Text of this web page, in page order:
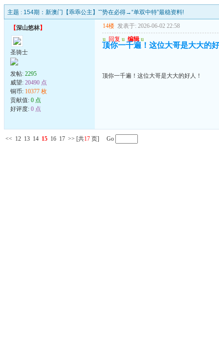
主题 : 154期：新澳门【乖乖公主】ˇˇ势在必得→“单双中特”最稳资料!
【深山悠林】
圣骑士
发帖: 2295
威望: 20490 点
铜币: 10377 枚
贡献值: 0 点
好评度: 0 点
14楼 发表于: 2026-06-02 22:58
u 回复 u 编辑 u
顶你一千遍！这位大哥是大大的
顶你一千遍！这位大哥是大大的好人！
<< 12 13 14 15 16 17 >> [共17 页] Go